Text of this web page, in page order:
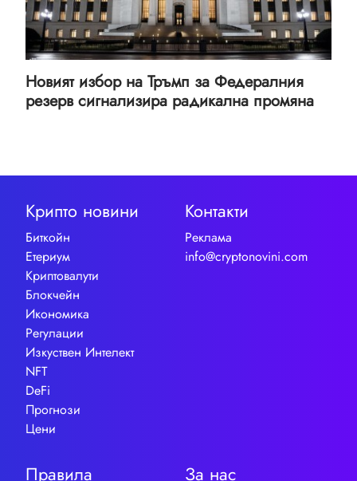
Новият избор на Тръмп за Федералния
резерв сигнализира радикална промяна
Крипто новини
Биткойн
Етериум
Криптовалути
Блокчейн
Икономика
Регулации
Изкуствен Интелект
NFT
DeFi
Прогнози
Цени
Контакти
Реклама
info@cryptonovini.com
Правила За нас